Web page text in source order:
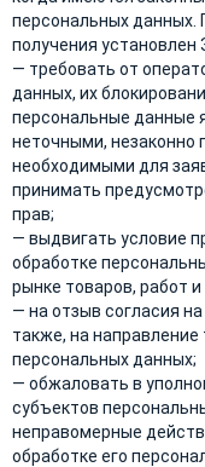
персональных данных.
получения
— требовать от
данных, их
персональные данные
неточными, незаконно
необходимыми для
принимать
прав;
— выдвигать условие
обработке
рынке товаров, работ и
— на отзыв согласия
также, на
персональных данных;
— обжаловать в
субъектов
неправомерные
обработке его